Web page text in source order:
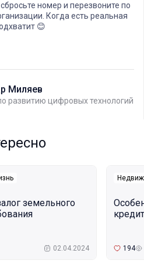
номер и перезвоните по
Когда есть реальная
😊
Миляев
развитию цифровых технологий
земельного
02.04.2024 194